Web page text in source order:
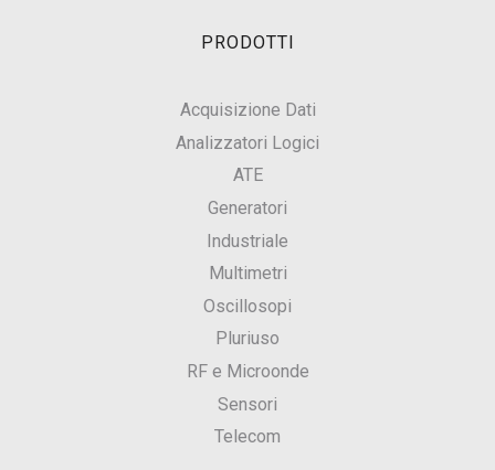
PRODOTTI
Acquisizione Dati
Analizzatori Logici
ATE
Generatori
Industriale
Multimetri
Oscillosopi
Pluriuso
RF e Microonde
Sensori
Telecom